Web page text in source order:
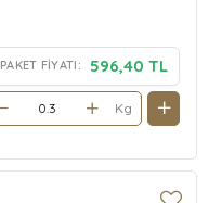
PAKET FIYATI: 596,40 TL
Kg